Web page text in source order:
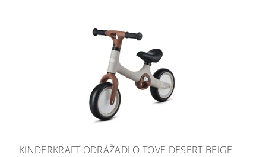
KINDERKRAFT ODRÁŽADLO TOVE DESERT BEIGE